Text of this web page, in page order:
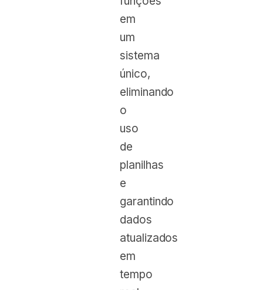
em
um
sistema
único,
eliminando
o
uso
de
planilhas
e
garantindo
dados
atualizados
em
tempo